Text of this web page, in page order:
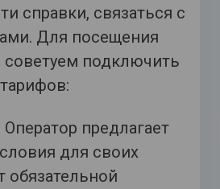
справки, связаться с
Для посещения
подключить
Оператор предлагает
для своих
обязательной